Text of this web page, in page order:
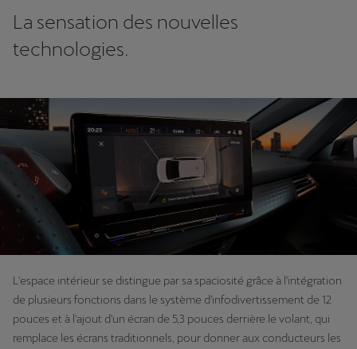
La sensation des nouvelles
technologies.
L'espace intérieur se distingue par sa spaciosité grâce à l'intégration
de plusieurs fonctions dans le système d'infodivertissement de 12
pouces et à l'ajout d'un écran de 5,3 pouces derrière le volant, qui
remplace les écrans traditionnels, pour donner aux conducteurs les